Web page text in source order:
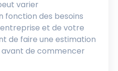
varier
fonction des besoins
et de votre
de faire une estimation
de commencer